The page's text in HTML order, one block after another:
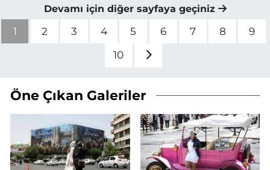
Devamı için diğer sayfaya geçiniz
1 2 3 4 5 6 7 8
9
10
Öne Çıkan Galeriler